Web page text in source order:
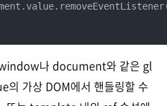
나 document와 같은 gl
가상 DOM에서 핸들링할 수